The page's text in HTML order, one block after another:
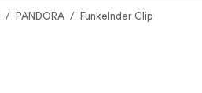
/ PANDORA / Funkelnder Clip